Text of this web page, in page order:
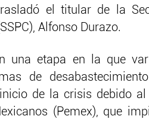
el titular de la
Alfonso Durazo.
una etapa en la que
de
de la crisis debido
(Pemex), que